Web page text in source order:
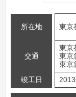
所在地 東京
交通
東京
東京
東京
竣工日